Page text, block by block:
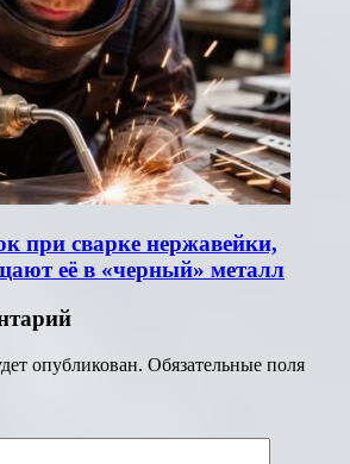
при сварке нержавейки,
её в «черный» металл
опубликован. Обязательные поля